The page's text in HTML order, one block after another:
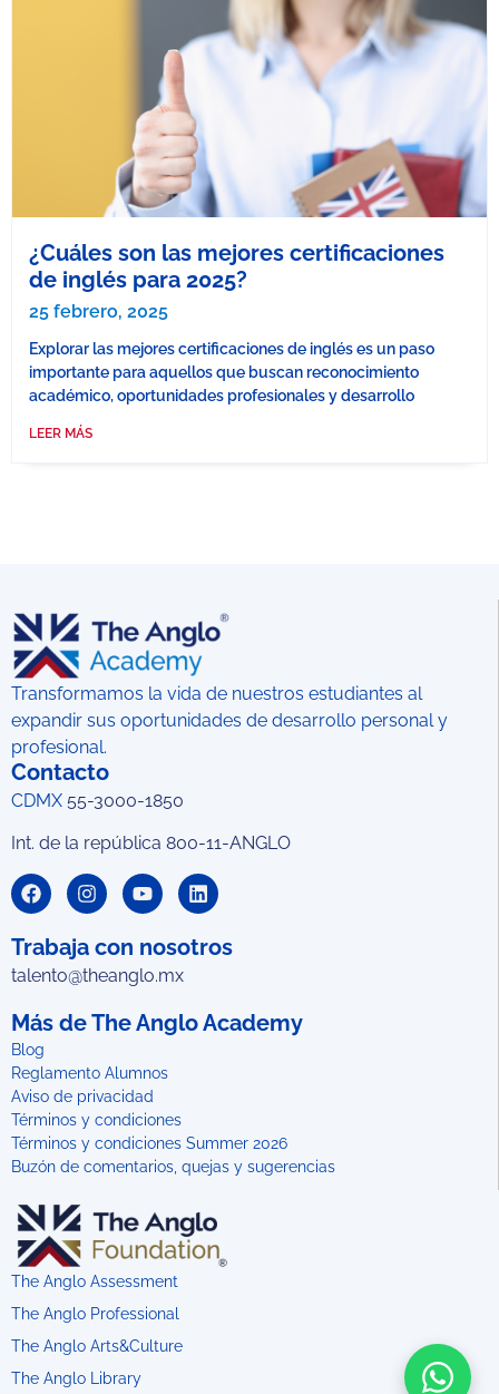
¿Cuáles son las mejores certificaciones
de inglés para 2025?
25 febrero, 2025
Explorar las mejores certificaciones de inglés es un paso
importante para aquellos que buscan reconocimiento
académico, oportunidades profesionales y desarrollo
LEER MÁS
Transformamos la vida de nuestros estudiantes al
expandir sus oportunidades de desarrollo personal y
profesional.
Contacto
CDMX 55-3000-1850
Int. de la república 800-11-ANGLO
Trabaja con nosotros
talento@theanglo.mx
Más de The Anglo Academy
Blog
Reglamento Alumnos
Aviso de privacidad
Términos y condiciones
Términos y condiciones Summer 2026
Buzón de comentarios, quejas y sugerencias
The Anglo Assessment
The Anglo Professional
The Anglo Arts&Culture
The Anglo Library